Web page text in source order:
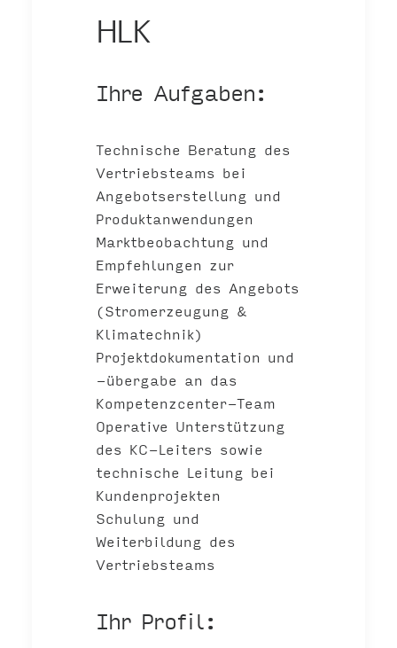
HLK
Ihre Aufgaben:
Technische Beratung des
Vertriebsteams bei
Angebotserstellung und
Produktanwendungen
Marktbeobachtung und
Empfehlungen zur
Erweiterung des Angebots
(Stromerzeugung &
Klimatechnik)
Projektdokumentation und
-übergabe an das
Kompetenzcenter-Team
Operative Unterstützung
des KC-Leiters sowie
technische Leitung bei
Kundenprojekten
Schulung und
Weiterbildung des
Vertriebsteams
Ihr Profil: